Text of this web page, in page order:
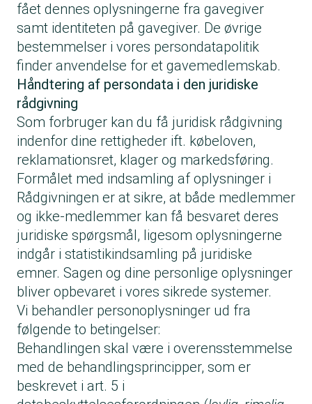
fået dennes oplysningerne fra gavegiver
samt identiteten på gavegiver. De øvrige
bestemmelser i vores persondatapolitik
finder anvendelse for et gavemedlemskab.
Håndtering af persondata i den juridiske
rådgivning
Som forbruger kan du få juridisk rådgivning
indenfor dine rettigheder ift. købeloven,
reklamationsret, klager og markedsføring.
Formålet med indsamling af oplysninger i
Rådgivningen er at sikre, at både medlemmer
og ikke-medlemmer kan få besvaret deres
juridiske spørgsmål, ligesom oplysningerne
indgår i statistikindsamling på juridiske
emner. Sagen og dine personlige oplysninger
bliver opbevaret i vores sikrede systemer.
Vi behandler personoplysninger ud fra
følgende to betingelser:
Behandlingen skal være i overensstemmelse
med de behandlingsprincipper, som er
beskrevet i art. 5 i